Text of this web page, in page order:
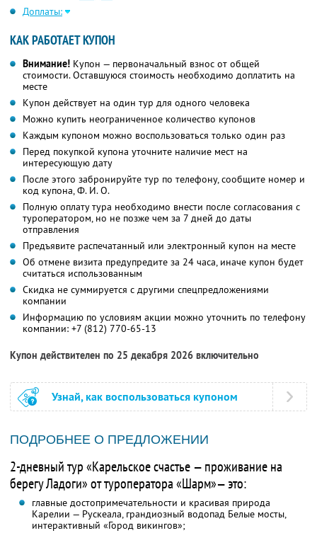
Доплаты:
КАК РАБОТАЕТ КУПОН
Внимание! Купон — первоначальный взнос от общей
стоимости. Оставшуюся стоимость необходимо доплатить на
месте
Купон действует на один тур для одного человека
Можно купить неограниченное количество купонов
Каждым купоном можно воспользоваться только один раз
Перед покупкой купона уточните наличие мест на
интересующую дату
После этого забронируйте тур по телефону, сообщите номер и
код купона,Ф. И. О.
Полную оплату тура необходимо внести после согласования с
туроператором, но не позже чем за 7 дней до даты
отправления
Предъявите распечатанный или электронный купон на месте
Об отмене визита предупредите за 24 часа, иначе купон будет
считаться использованным
Скидка не суммируется с другими спецпредложениями
компании
Информацию по условиям акции можно уточнить по телефону
компании: +7 (812) 770-65-13
Купон действителен по 25 декабря 2026 включительно
Узнай, как воспользоваться купоном
ПОДРОБНЕЕ О ПРЕДЛОЖЕНИИ
2-дневный тур «Карельское счастье — проживание на
берегу Ладоги» от туроператора «Шарм»— это:
главные достопримечательности и красивая природа
Карелии — Рускеала, грандиозный водопад Белые мосты,
интерактивный «Город викингов»;